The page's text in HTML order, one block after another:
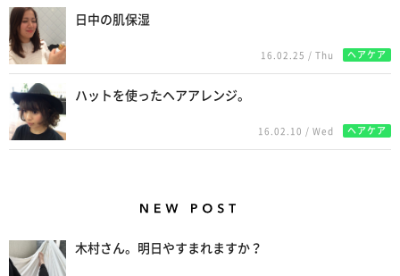
日中の肌保湿
16.02.25 / Thu ヘアケア
ハットを使ったヘアアレンジ。
16.02.10 / Wed ヘアケア
木村さん。明日やすまれますか？